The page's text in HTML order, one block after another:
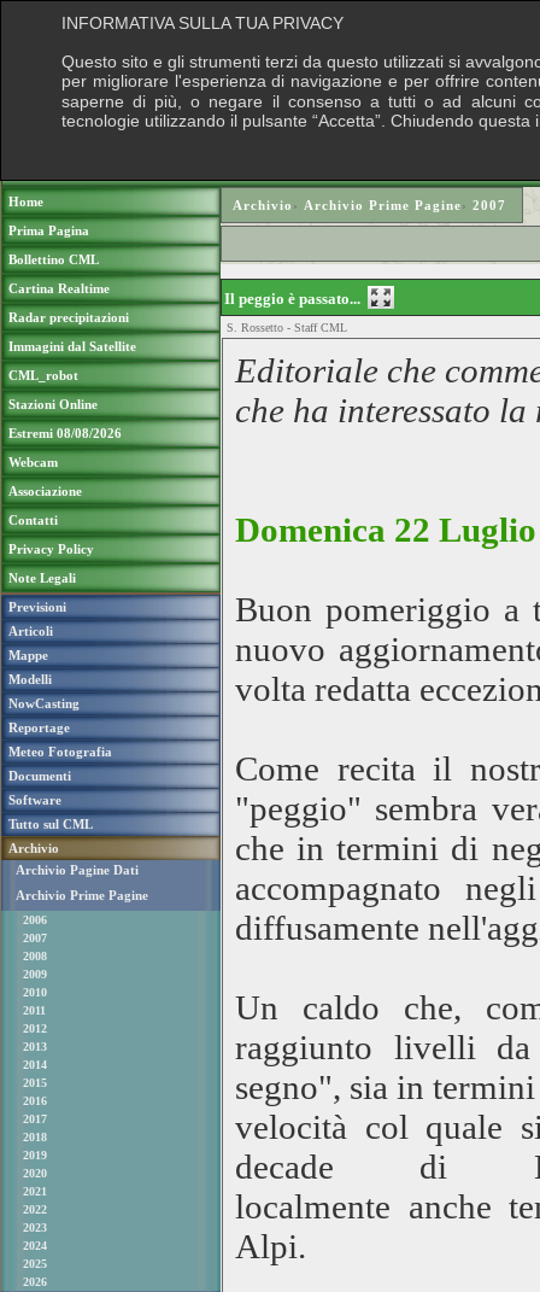
Home
Prima Pagina
Bollettino CML
Cartina Realtime
Radar precipitazioni
Immagini dal Satellite
CML_robot
Stazioni Online
Estremi 08/08/2026
Webcam
Associazione
Contatti
Privacy Policy
Note Legali
Previsioni
Articoli
Mappe
Modelli
NowCasting
Reportage
Meteo Fotografia
Documenti
Software
Tutto sul CML
Archivio
Archivio Pagine Dati
Archivio Prime Pagine
2006
2007
2008
2009
2010
2011
2012
2013
2014
2015
2016
2017
2018
2019
2020
2021
2022
2023
2024
2025
2026
Archivio › Archivio Prime Pagine› 2007
Il peggio è passato...
S. Rossetto - Staff CML
Editoriale che
che ha interessato
Domenica 22
Buon pomeriggio
nuovo
volta redatta
Come recita il
"peggio" sembra
che in termini di
accompagnato
diffusamente
Un caldo che,
raggiunto livelli
segno", sia in
velocità col quale
decade di
localmente anche
Alpi.
INFORMATIVA SULLA TUA PRIVACY
Questo sito e gli strumenti terzi da questo utilizzati si
per migliorare l'esperienza di navigazione e per offrire
saperne di più, o negare il consenso a tutti o ad alcuni
tecnologie utilizzando il pulsante “Accetta”. Chiudendo